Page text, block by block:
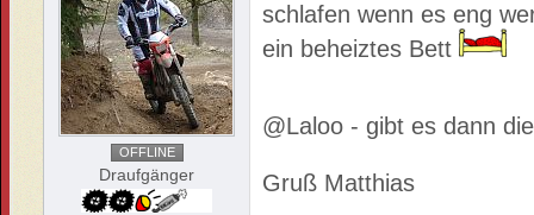
OFFLINE
Draufgänger
schlafen wenn es eng
ein beheiztes Bett
@Laloo - gibt es dann
Gruß Matthias